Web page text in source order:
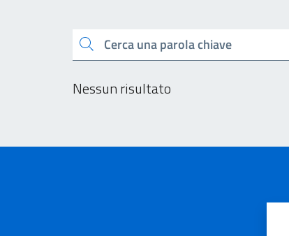
Cerca una parola chiave
Nessun risultato